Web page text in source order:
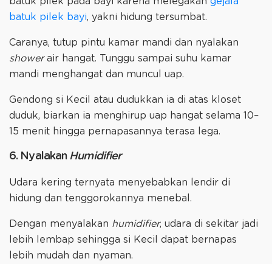
batuk pilek bayi, yakni hidung tersumbat.
Caranya, tutup pintu kamar mandi dan nyalakan
showerair hangat. Tunggu sampai suhu kamar
mandi menghangat dan muncul uap.
Gendong si Kecil atau dudukkan ia di atas kloset
duduk, biarkan ia menghirup uap hangat selama 10–
15 menit hingga pernapasannya terasa lega.
6. Nyalakan Humidifier
Udara kering ternyata menyebabkan lendir di
hidung dan tenggorokannya menebal.
Dengan menyalakan humidifier, udara di sekitar jadi
lebih lembap sehingga si Kecil dapat bernapas
lebih mudah dan nyaman.